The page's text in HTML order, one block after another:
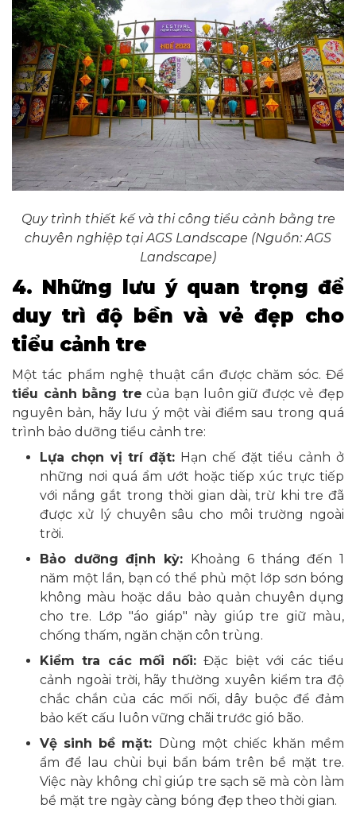
Quy trình thiết kế và thi công tiểu cảnh bằng tre
chuyên nghiệp tại AGS Landscape (Nguồn: AGS
Landscape)
4. Những lưu ý quan trọng để
duy trì độ bền và vẻ đẹp cho
tiểu cảnh tre
Một tác phẩm nghệ thuật cần được chăm sóc. Để
tiểu cảnh bằng tre của bạn luôn giữ được vẻ đẹp
nguyên bản, hãy lưu ý một vài điểm sau trong quá
trình bảo dưỡng tiểu cảnh tre:
Lựa chọn vị trí đặt: Hạn chế đặt tiểu cảnh ở
những nơi quá ẩm ướt hoặc tiếp xúc trực tiếp
với nắng gắt trong thời gian dài, trừ khi tre đã
được xử lý chuyên sâu cho môi trường ngoài
trời.
Bảo dưỡng định kỳ: Khoảng 6 tháng đến 1
năm một lần, bạn có thể phủ một lớp sơn bóng
không màu hoặc dầu bảo quản chuyên dụng
cho tre. Lớp "áo giáp" này giúp tre giữ màu,
chống thấm, ngăn chặn côn trùng.
Kiểm tra các mối nối:Đặc biệt với các tiểu
cảnh ngoài trời, hãy thường xuyên kiểm tra độ
chắc chắn của các mối nối, dây buộc để đảm
bảo kết cấu luôn vững chãi trước gió bão.
Vệ sinh bề mặt: Dùng một chiếc khăn mềm
ẩm để lau chùi bụi bẩn bám trên bề mặt tre.
Việc này không chỉ giúp tre sạch sẽ mà còn làm
bề mặt tre ngày càng bóng đẹp theo thời gian.